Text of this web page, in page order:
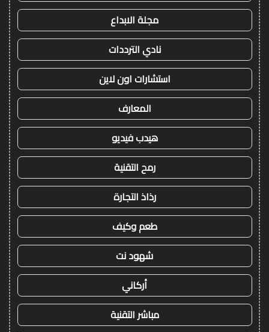
مجلة الابداع
نادي الترددات
استشارات اون لاين
المعارف
هيدب فيديو
رمح التقنية
رذاذ التجارة
طعم وكيف
شهود نت
أركاني
مباشر التقنية